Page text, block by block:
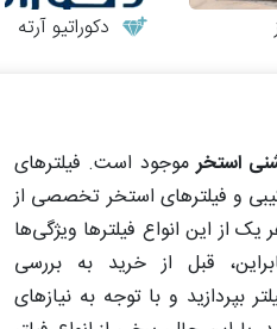
دکوراتیو آرته
استخرموجود است. فیلترهای
و فیلترهای استخر تخصصی از
از این انواع فیلترها ویژگی‌ها
قبل از خرید به بررسی
بپردازید و با توجه به نیازهای